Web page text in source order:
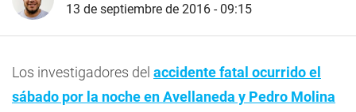
13 de septiembre de 2016 - 09:15
Los investigadores del accidente fatal ocurrido el
sábado por la noche en Avellaneda y Pedro Molina